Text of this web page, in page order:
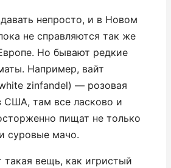
непросто, и в Новом
не справляются так же
Но бывают редкие
Например, вайт
zinfandel) — розовая
США, там все ласково и
пищат не только
суровые мачо.
вещь, как игристый